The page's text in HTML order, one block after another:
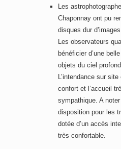
Les
Chaponnay ont pu
disques dur
Les observateurs
bénéficier d’une
objets du ciel
L’intendance sur
confort et l’accueil
sympathique. A
disposition pour les
dotée d’un accès
très confortable.